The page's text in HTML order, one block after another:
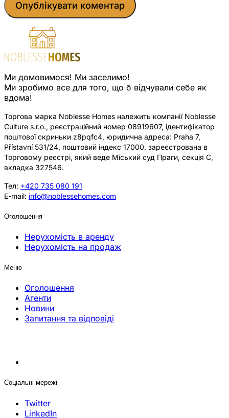
Ми домовимося! Ми заселимо!
Ми зробимо все для того, що б відчували себе як
вдома!
Торгова марка Noblesse Homes належить компанії Noblesse
Culture s.r.o., реєстраційний номер 08919607, ідентифікатор
поштової скриньки z8pqfc4, юридична адреса: Praha 7,
Přístavní 531/24, поштовий індекс 17000, зареєстрована в
Торговому реєстрі, який веде Міський суд Праги, секція C,
вкладка 327546.
Тел: +420 735 080 191
E-mail: info@noblessehomes.com
Оголошення
Нерухомість в аренду
Нерухомість на продаж
Меню
Оголошення
Агенти
Новини
Запитання та відповіді
Соціальні мережі
Twitter
LinkedIn